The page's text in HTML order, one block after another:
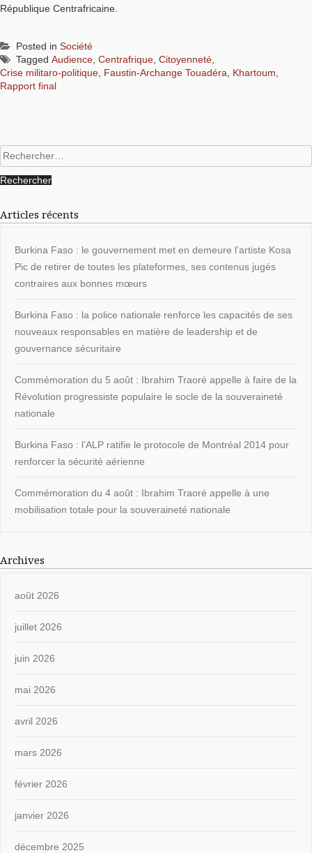
République Centrafricaine.
Posted in Société
Tagged Audience Centrafrique Citoyenneté
Crise militaro-politique Faustin-Archange Touadéra Khartoum
Rapport final
Rechercher :
Articles récents
Burkina Faso : le gouvernement met en demeure l’artiste Kosa
Pic de retirer de toutes les plateformes, ses contenus jugés
contraires aux bonnes mœurs
Burkina Faso : la police nationale renforce les capacités de ses
nouveaux responsables en matière de leadership et de
gouvernance sécuritaire
Commémoration du 5 août : Ibrahim Traoré appelle à faire de la
Révolution progressiste populaire le socle de la souveraineté
nationale
Burkina Faso : l’ALP ratifie le protocole de Montréal 2014 pour
renforcer la sécurité aérienne
Commémoration du 4 août : Ibrahim Traoré appelle à une
mobilisation totale pour la souveraineté nationale
Archives
août 2026
juillet 2026
juin 2026
mai 2026
avril 2026
mars 2026
février 2026
janvier 2026
décembre 2025